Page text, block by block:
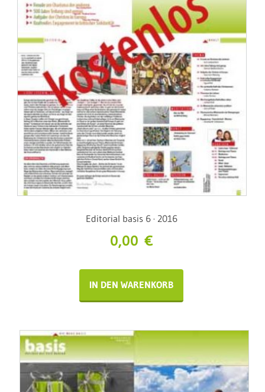
Editorial basis 6 · 2016
0,00 €
IN DEN WARENKORB